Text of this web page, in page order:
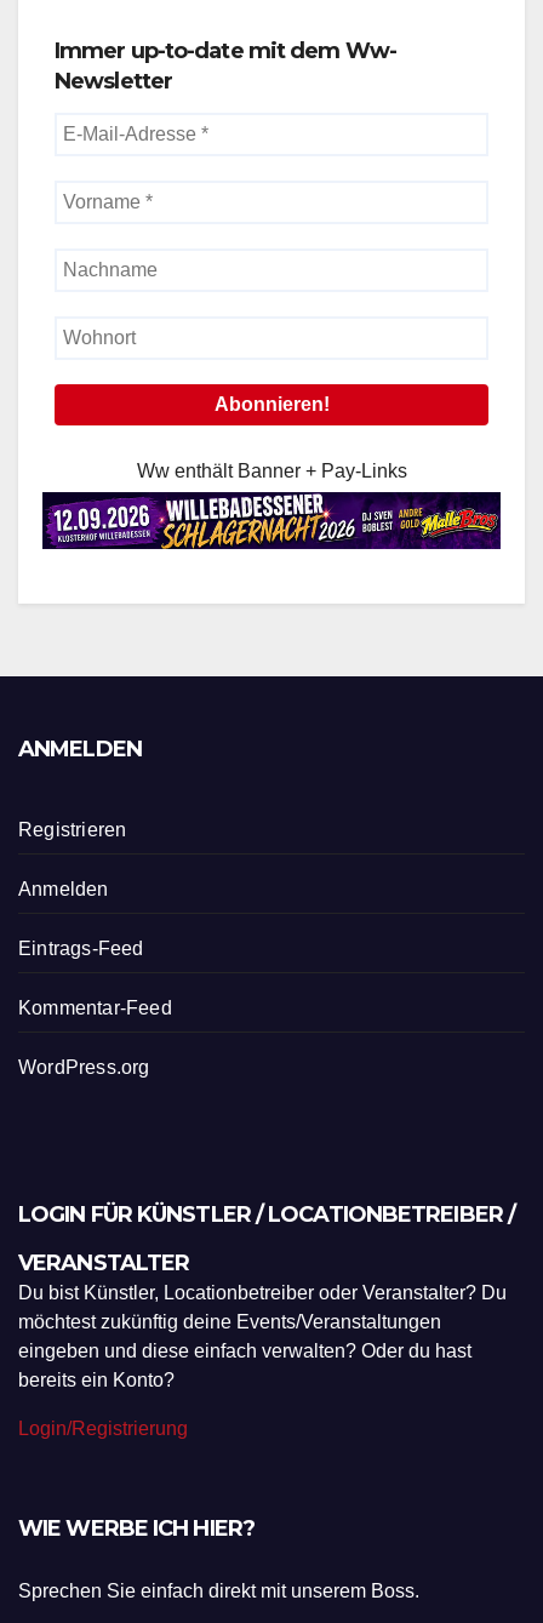
Immer up-to-date mit dem Ww-
Newsletter
Ww enthält Banner + Pay-Links
ANMELDEN
Registrieren
Anmelden
Eintrags-Feed
Kommentar-Feed
WordPress.org
LOGIN FÜR KÜNSTLER / LOCATIONBETREIBER /
VERANSTALTER
Du bist Künstler, Locationbetreiber oder Veranstalter? Du
möchtest zukünftig deine Events/Veranstaltungen
eingeben und diese einfach verwalten? Oder du hast
bereits ein Konto?
Login/Registrierung
WIE WERBE ICH HIER?
Sprechen Sie einfach direkt mit unserem Boss.